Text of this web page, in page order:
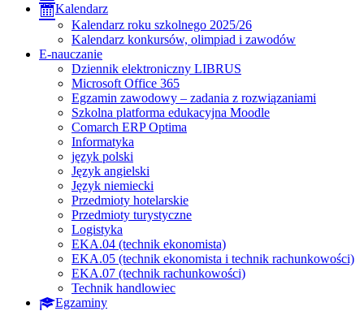
Kalendarz
Kalendarz roku szkolnego 2025/26
Kalendarz konkursów, olimpiad i zawodów
E-nauczanie
Dziennik elektroniczny LIBRUS
Microsoft Office 365
Egzamin zawodowy – zadania z rozwiązaniami
Szkolna platforma edukacyjna Moodle
Comarch ERP Optima
Informatyka
język polski
Język angielski
Język niemiecki
Przedmioty hotelarskie
Przedmioty turystyczne
Logistyka
EKA.04 (technik ekonomista)
EKA.05 (technik ekonomista i technik rachunkowości)
EKA.07 (technik rachunkowości)
Technik handlowiec
Egzaminy